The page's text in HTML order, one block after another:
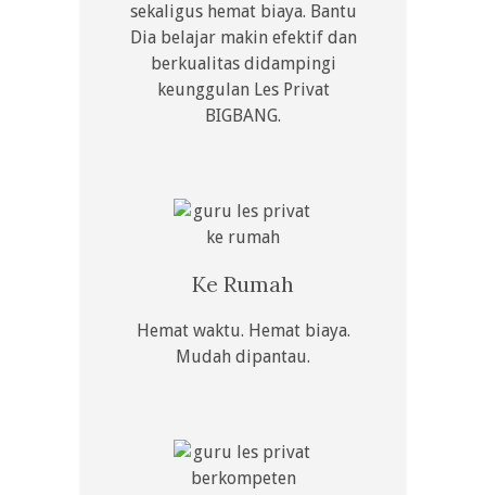
sekaligus hemat biaya. Bantu
Dia belajar makin efektif dan
berkualitas didampingi
keunggulan Les Privat
BIGBANG.
Ke Rumah
Hemat waktu. Hemat biaya.
Mudah dipantau.